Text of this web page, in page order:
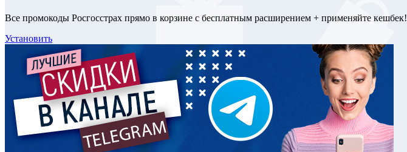
Все промокоды Росгосстрах прямо в корзине с бесплатным расширением + применяйте кешбек!
Установить